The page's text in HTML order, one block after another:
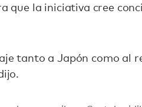
que la iniciativa cree
tanto a Japón como al